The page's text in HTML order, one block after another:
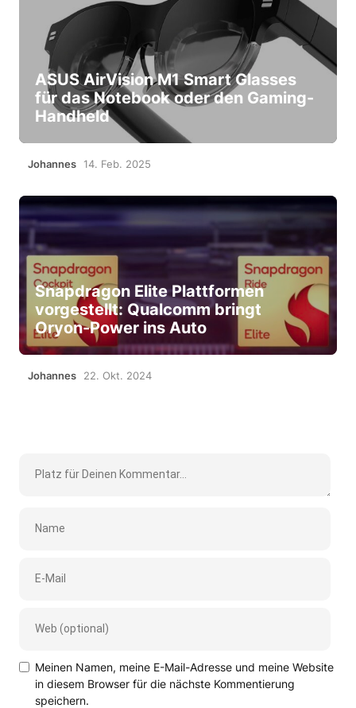
ASUS AirVision M1 Smart Glasses
für das Notebook oder den Gaming-
Handheld
Johannes 14. Feb. 2025
Snapdragon Elite Plattformen
vorgestellt: Qualcomm bringt
Oryon-Power ins Auto
Johannes 22. Okt. 2024
Meinen Namen, meine E-Mail-Adresse und meine Website
in diesem Browser für die nächste Kommentierung
speichern.